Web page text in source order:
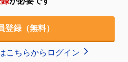
登録（無料）
こちらからログイン